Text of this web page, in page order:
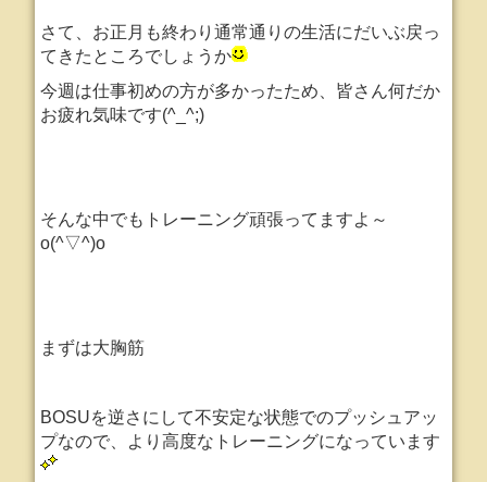
さて、お正月も終わり通常通りの生活にだいぶ戻っ
てきたところでしょうか
今週は仕事初めの方が多かったため、皆さん何だか
お疲れ気味です(^_^;)
そんな中でもトレーニング頑張ってますよ～
o(^▽^)o
まずは大胸筋
BOSUを逆さにして不安定な状態でのプッシュアッ
プなので、より高度なトレーニングになっています